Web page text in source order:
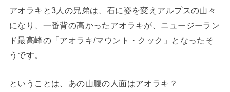
アオラキと3人の兄弟は、石に姿を変えアルプスの山々
になり、一番背の高かったアオラキが、ニュージーラン
ド最高峰の「アオラキ/マウント・クック」となったそ
うです。
ということは、あの山腹の人面はアオラキ？